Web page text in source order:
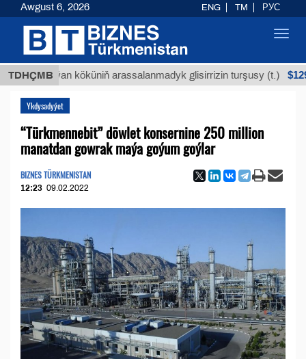
TDHÇMB
Buýan köküniň arassalanmadyk glisirrizin turşusy (t.) $12935,18
Ykdysadyýet
“Türkmennebit” döwlet konsernine 250 million
manatdan gowrak maýa goýum goýlar
BIZNES TÜRKMENISTAN
12:23 09.02.2022
Awgust 6, 2026 ENG TM РУС